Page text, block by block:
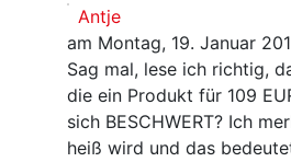
Antje
am Montag, 19. Januar
Sag mal, lese ich richtig,
die ein Produkt für 109
sich BESCHWERT? Ich
heiß wird und das